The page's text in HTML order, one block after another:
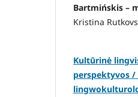
Bartmińskis –
Kristina
Kultūrinė
perspektyvos